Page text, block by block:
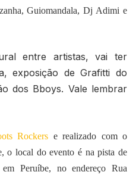
Guiomandala, Dj Adimi e
entre artistas, vai ter
exposição de Grafitti do
dos Bboys. Vale lembrar
Rockers e realizado com o
o local do evento é na pista de
Peruíbe, no endereço Rua